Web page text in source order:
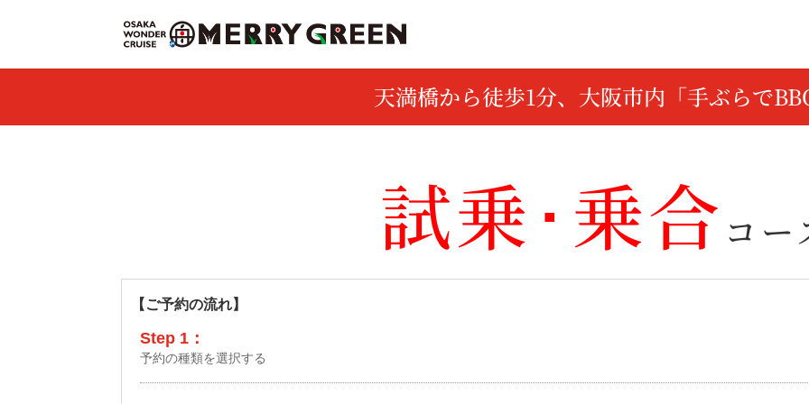
天満橋から徒歩1分、大阪市内「手ぶらで
試乗･乗合 コー
【ご予約の流れ】
Step 1：
予約の種類を選択する